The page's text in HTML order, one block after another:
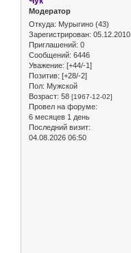
Модератор
Откуда: Мурыгино (43)
Зарегистрирован: 05.12.2010
Приглашений: 0
Сообщений: 6446
Уважение: [+44/-1]
Позитив: [+28/-2]
Пол: Мужской
Возраст: 58 [1967-12-02]
Провел на форуме:
6 месяцев 1 день
Последний визит:
04.08.2026 06:50